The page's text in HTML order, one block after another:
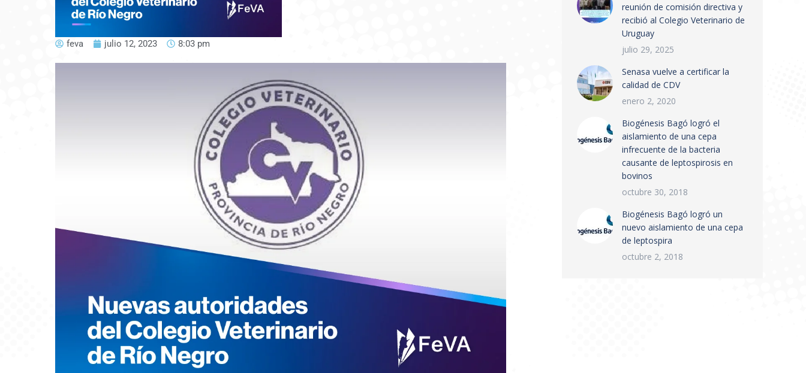
feva julio 12, 2023 8:03 pm
reunión de comisión directiva y
recibió al Colegio Veterinario de
Uruguay
julio 29, 2025
Senasa vuelve a certificar la
calidad de CDV
enero 2, 2020
Biogénesis Bagó logró el
aislamiento de una cepa
infrecuente de la bacteria
causante de leptospirosis en
bovinos
octubre 30, 2018
Biogénesis Bagó logró un
nuevo aislamiento de una cepa
de leptospira
octubre 2, 2018